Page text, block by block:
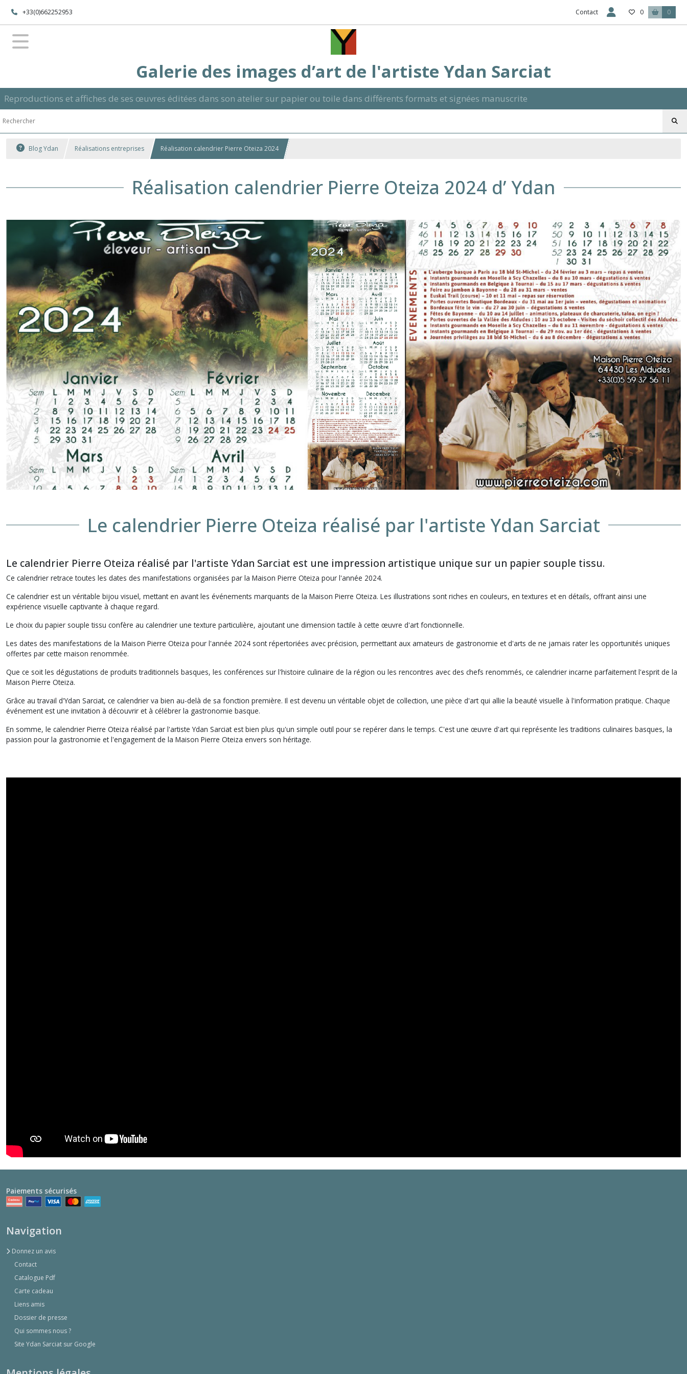
+33(0)662252953 Contact 0 0
Galerie des images d’art de l'artiste Ydan Sarciat
Reproductions et affiches de ses œuvres éditées dans son atelier sur papier ou toile dans différents formats et signées manuscrite
Blog Ydan Réalisations entreprises Réalisation calendrier Pierre Oteiza 2024
Réalisation calendrier Pierre Oteiza 2024 d’ Ydan
Le calendrier Pierre Oteiza réalisé par l'artiste Ydan Sarciat
Le calendrier Pierre Oteiza réalisé par l'artiste Ydan Sarciat est une impression artistique unique sur un papier souple tissu.
Ce calendrier retrace toutes les dates des manifestations organisées par la Maison Pierre Oteiza pour l'année 2024.
Ce calendrier est un véritable bijou visuel, mettant en avant les événements marquants de la Maison Pierre Oteiza. Les illustrations sont riches en couleurs, en textures et en détails, offrant ainsi une
expérience visuelle captivante à chaque regard.
Le choix du papier souple tissu confère au calendrier une texture particulière, ajoutant une dimension tactile à cette œuvre d'art fonctionnelle.
Les dates des manifestations de la Maison Pierre Oteiza pour l'année 2024 sont répertoriées avec précision, permettant aux amateurs de gastronomie et d'arts de ne jamais rater les opportunités uniques
offertes par cette maison renommée.
Que ce soit les dégustations de produits traditionnels basques, les conférences sur l'histoire culinaire de la région ou les rencontres avec des chefs renommés, ce calendrier incarne parfaitement l'esprit de la
Maison Pierre Oteiza.
Grâce au travail d'Ydan Sarciat, ce calendrier va bien au-delà de sa fonction première. Il est devenu un véritable objet de collection, une pièce d'art qui allie la beauté visuelle à l'information pratique. Chaque
événement est une invitation à découvrir et à célébrer la gastronomie basque.
En somme, le calendrier Pierre Oteiza réalisé par l'artiste Ydan Sarciat est bien plus qu'un simple outil pour se repérer dans le temps. C'est une œuvre d'art qui représente les traditions culinaires basques, la
passion pour la gastronomie et l'engagement de la Maison Pierre Oteiza envers son héritage.
Paiements sécurisés
Navigation
Donnez un avis
Contact
Catalogue Pdf
Carte cadeau
Liens amis
Dossier de presse
Qui sommes nous ?
Site Ydan Sarciat sur Google